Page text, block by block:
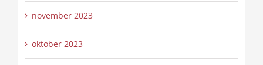
november 2023
oktober 2023